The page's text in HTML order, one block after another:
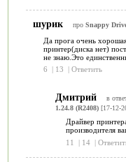
шурик про Snappy
Да прога очень
принтер(диска нет)
не знаю.Это
6
13 Ответить
Дмитрий в
1.24.8 (R2408)[17-12-
Драйвер
производителя
11
| 14 |